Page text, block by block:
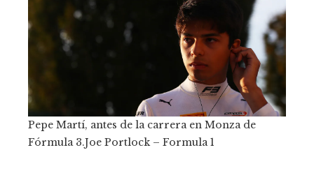
Pepe Martí, antes de la carrera en Monza de
Fórmula 3.Joe Portlock – Formula 1